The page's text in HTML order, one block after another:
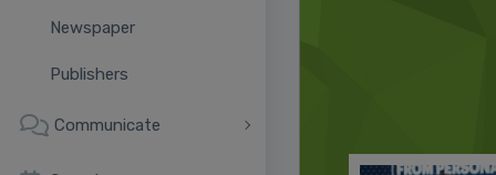
Newspaper
Publishers
Communicate